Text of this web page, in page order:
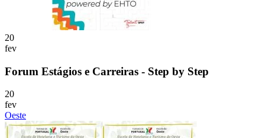
20
fev
Forum Estágios e Carreiras - Step by Step
20
fev
Oeste